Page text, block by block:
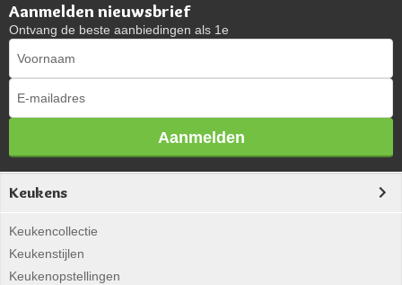
Aanmelden nieuwsbrief
Ontvang de beste aanbiedingen als 1e
Aanmelden
Keukens
Keukencollectie
Keukenstijlen
Keukenopstellingen